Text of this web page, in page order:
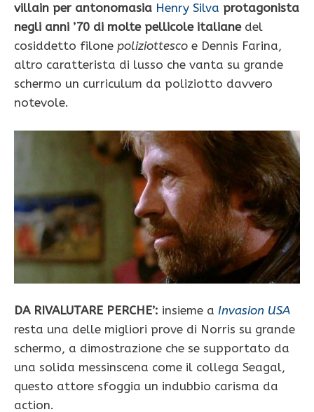
villain per antonomasia Henry Silva protagonista
negli anni ’70 di molte pellicole italiane del
cosiddetto filone poliziottesco e Dennis Farina,
altro caratterista di lusso che vanta su grande
schermo un curriculum da poliziotto davvero
notevole.
DA RIVALUTARE PERCHE’: insieme a Invasion USA
resta una delle migliori prove di Norris su grande
schermo, a dimostrazione che se supportato da
una solida messinscena come il collega Seagal,
questo attore sfoggia un indubbio carisma da
action.